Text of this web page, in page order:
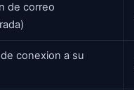
de correo
conexion a su